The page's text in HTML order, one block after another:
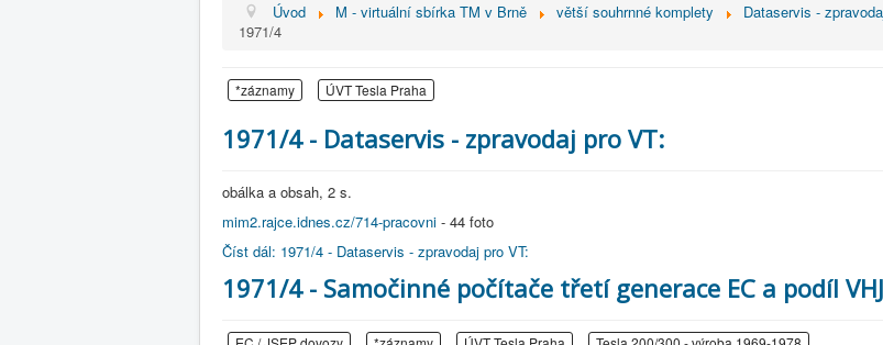
Úvod M - virtuální sbírka TM v Brně větší souhrnné komplety Dataservis -
1971/4
*záznamy ÚVT Tesla Praha
1971/4 - Dataservis - zpravodaj pro VT:
obálka a obsah, 2 s.
mim2.rajce.idnes.cz/714-pracovni - 44 foto
Číst dál: 1971/4 - Dataservis - zpravodaj pro VT:
1971/4 - Samočinné počítače třetí generace EC a podíl